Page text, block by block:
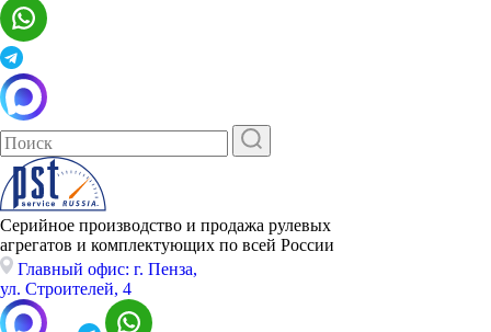
Серийное производство и продажа рулевых
агрегатов и комплектующих по всей России
Главный офис: г. Пенза,
ул. Строителей, 4